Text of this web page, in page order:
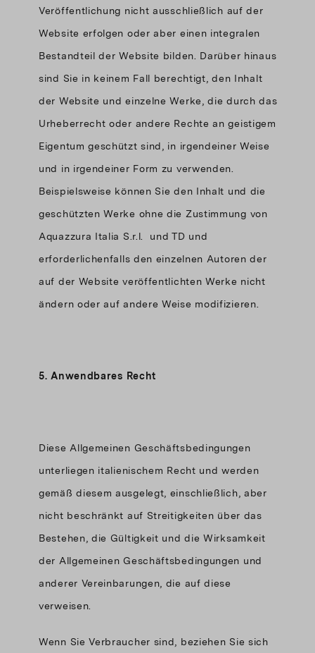
Veröffentlichung nicht ausschließlich auf der
Website erfolgen oder aber einen integralen
Bestandteil der Website bilden. Darüber hinaus
sind Sie in keinem Fall berechtigt, den Inhalt
der Website und einzelne Werke, die durch das
Urheberrecht oder andere Rechte an geistigem
Eigentum geschützt sind, in irgendeiner Weise
und in irgendeiner Form zu verwenden.
Beispielsweise können Sie den Inhalt und die
geschützten Werke ohne die Zustimmung von
Aquazzura Italia S.r.l. und TD und
erforderlichenfalls den einzelnen Autoren der
auf der Website veröffentlichten Werke nicht
ändern oder auf andere Weise modifizieren.
5. Anwendbares Recht
Diese Allgemeinen Geschäftsbedingungen
unterliegen italienischem Recht und werden
gemäß diesem ausgelegt, einschließlich, aber
nicht beschränkt auf Streitigkeiten über das
Bestehen, die Gültigkeit und die Wirksamkeit
der Allgemeinen Geschäftsbedingungen und
anderer Vereinbarungen, die auf diese
verweisen.
Wenn Sie Verbraucher sind, beziehen Sie sich